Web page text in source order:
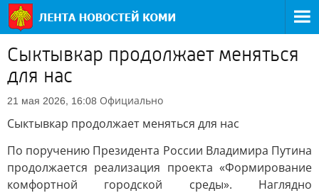
Сыктывкар продолжает меняться
для нас
21 мая 2026, 16:08 Официально
Сыктывкар продолжает меняться для нас
По поручению Президента России Владимира Путина
продолжается реализация проекта «Формирование
комфортной городской среды». Наглядно